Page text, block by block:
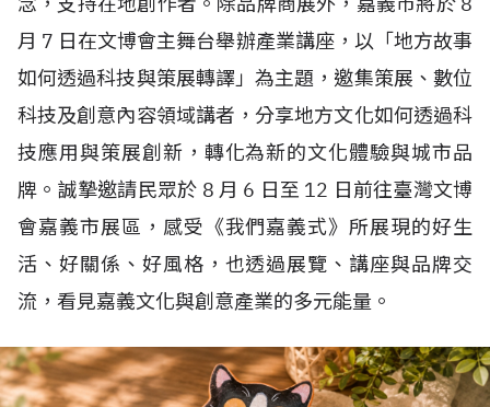
月 7 日在文博會主舞台舉辦產業講座，以「地方故事
如何透過科技與策展轉譯」為主題，邀集策展、數位
科技及創意內容領域講者，分享地方文化如何透過科
技應用與策展創新，轉化為新的文化體驗與城市品
牌。誠摯邀請民眾於 8 月 6 日至 12 日前往臺灣文博
會嘉義市展區，感受《我們嘉義式》所展現的好生
活、好關係、好風格，也透過展覽、講座與品牌交
流，看見嘉義文化與創意產業的多元能量。